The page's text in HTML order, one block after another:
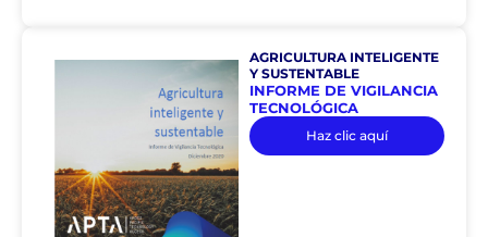
AGRICULTURA INTELIGENTE
Y SUSTENTABLE
INFORME DE VIGILANCIA
TECNOLÓGICA
Haz clic aquí